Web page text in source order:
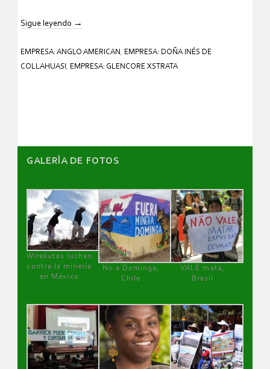
Sigue leyendo →
EMPRESA: ANGLO AMERICAN , EMPRESA: DOÑA INÉS DE
COLLAHUASI , EMPRESA: GLENCORE XSTRATA
GALERÌA DE FOTOS
Wirakutas luchan
contra la minería
en México
No a Dominga,
Chile
VALE mata,
Brasil